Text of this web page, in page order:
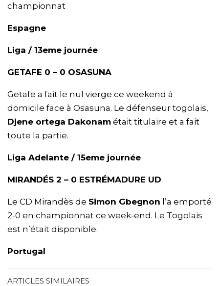
championnat
Espagne
Liga / 13eme journée
GETAFE 0 – 0 OSASUNA
Getafe a fait le nul vierge ce weekend à
domicile face à Osasuna. Le défenseur togolais,
Djene ortega Dakonam était titulaire et a fait
toute la partie.
Liga Adelante / 15eme journée
MIRANDÉS 2 – 0 ESTRÉMADURE UD
Le CD Mirandès de Simon Gbegnon l’a emporté
2-0 en championnat ce week-end. Le Togolais
est n’était disponible.
Portugal
ARTICLES SIMILAIRES